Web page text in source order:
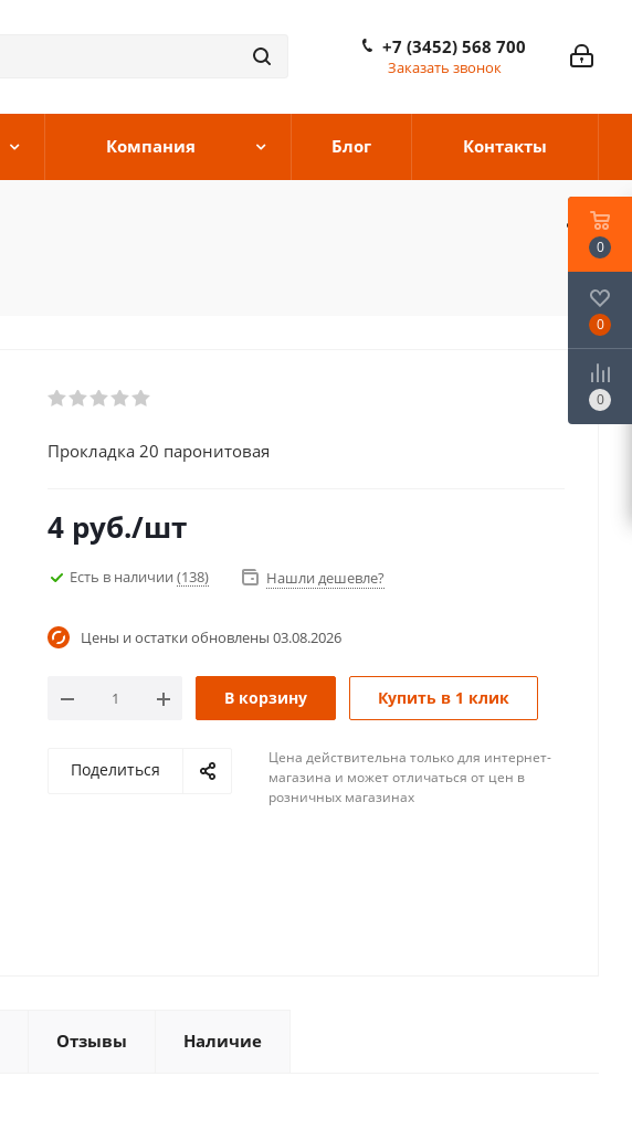
+7 (3452) 568 700
Заказать звонок
Компания Блог Контакты
Прокладка 20 паронитовая
4 руб./шт
Есть в наличии (138) Нашли дешевле?
Цены и остатки обновлены 03.08.2026
В корзину Купить в 1 клик
Поделиться
Цена действительна только для интернет-
магазина и может отличаться от цен в
розничных магазинах
Отзывы Наличие
0
0
0